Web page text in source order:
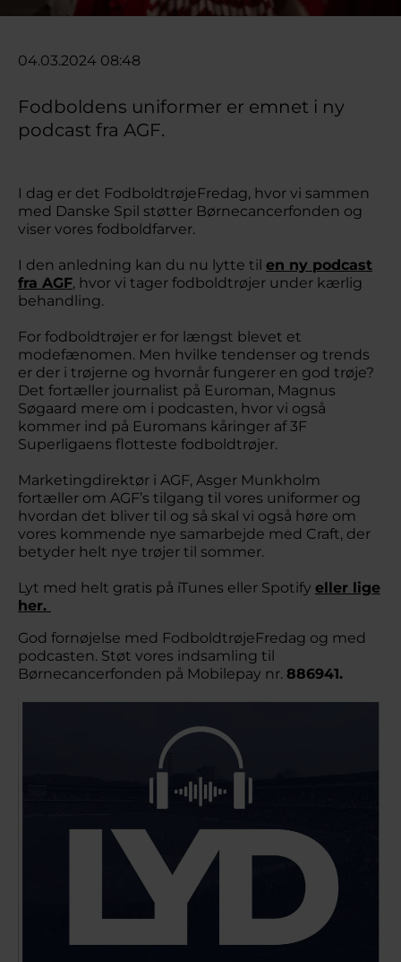
04.03.2024 08:48
Fodboldens uniformer er emnet i ny
podcast fra AGF.
I dag er det FodboldtrøjeFredag, hvor vi sammen
med Danske Spil støtter Børnecancerfonden og
viser vores fodboldfarver.
I den anledning kan du nu lytte til en ny podcast
fra AGF, hvor vi tager fodboldtrøjer under kærlig
behandling.
For fodboldtrøjer er for længst blevet et
modefænomen. Men hvilke tendenser og trends
er der i trøjerne og hvornår fungerer en god trøje?
Det fortæller journalist på Euroman, Magnus
Søgaard mere om i podcasten, hvor vi også
kommer ind på Euromans kåringer af 3F
Superligaens flotteste fodboldtrøjer.
Marketingdirektør i AGF, Asger Munkholm
fortæller om AGF’s tilgang til vores uniformer og
hvordan det bliver til og så skal vi også høre om
vores kommende nye samarbejde med Craft, der
betyder helt nye trøjer til sommer.
Lyt med helt gratis på iTunes eller Spotify eller lige
her.
God fornøjelse med FodboldtrøjeFredag og med
podcasten. Støt vores indsamling til
Børnecancerfonden på Mobilepay nr. 886941.